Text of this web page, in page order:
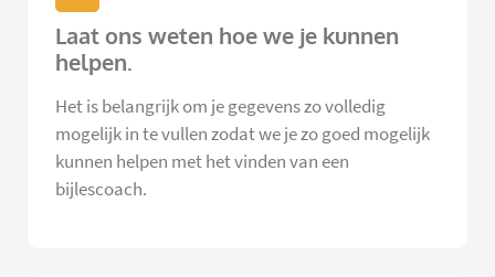
Laat ons weten hoe we je kunnen
helpen.
Het is belangrijk om je gegevens zo volledig
mogelijk in te vullen zodat we je zo goed mogelijk
kunnen helpen met het vinden van een
bijlescoach.